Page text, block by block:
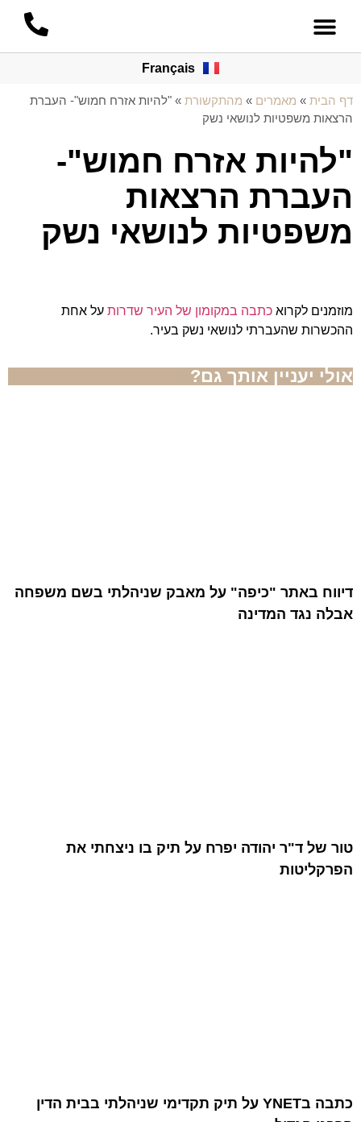
Français
דף הבית » מאמרים » מהתקשורת » "להיות אזרח חמוש"- העברת
הרצאות משפטיות לנושאי נשק
"להיות אזרח חמוש"-
העברת הרצאות
משפטיות לנושאי נשק
מוזמנים לקרוא כתבה במקומון של העיר שדרות על אחת
ההכשרות שהעברתי לנושאי נשק בעיר.
אולי יעניין אותך גם?
דיווח באתר "כיפה" על מאבק שניהלתי בשם משפחה
אבלה נגד המדינה
טור של ד"ר יהודה יפרח על תיק בו ניצחתי את
הפרקליטות
כתבה בYNET על תיק תקדימי שניהלתי בבית הדין